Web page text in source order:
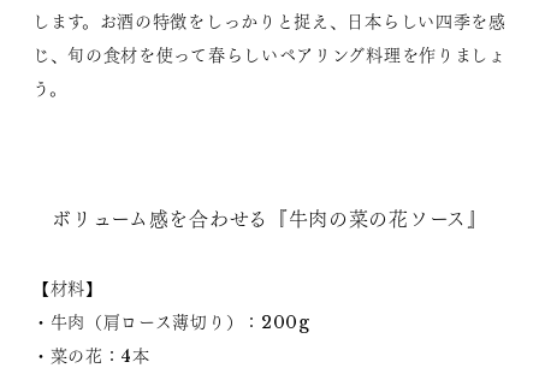
します。お酒の特徴をしっかりと捉え、日本らしい四季を感
じ、旬の食材を使って春らしいペアリング料理を作りましょ
う。
ボリューム感を合わせる『牛肉の菜の花ソース』
【材料】
・牛肉（肩ロース薄切り）：200g
・菜の花：4本